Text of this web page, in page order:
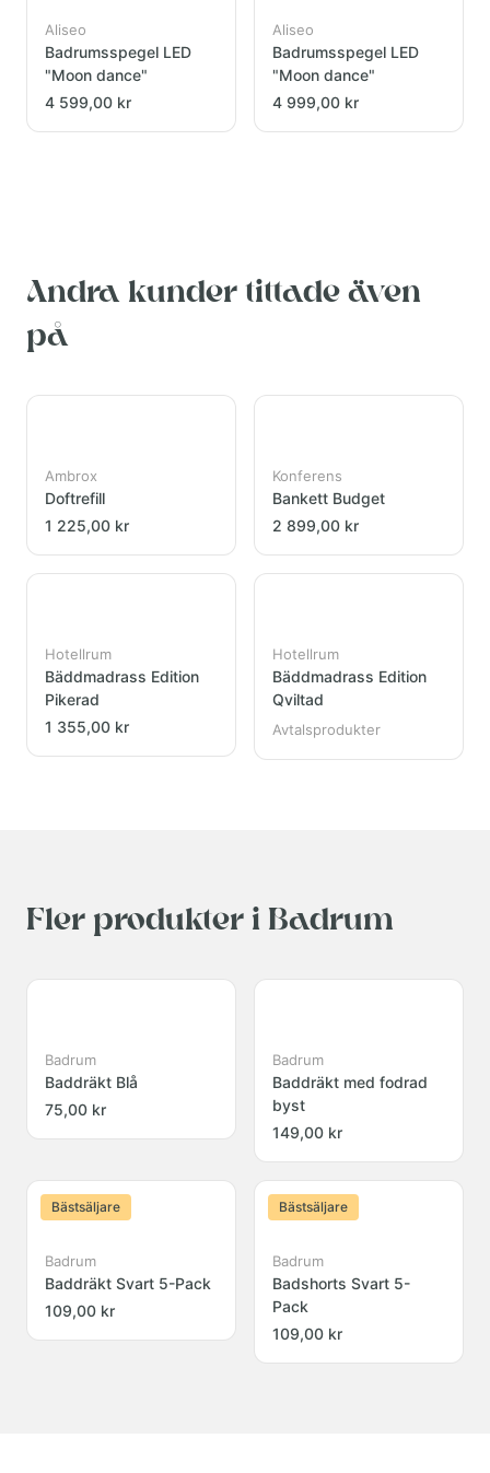
Aliseo
Badrumsspegel LED
"Moon dance"
4 599,00 kr
Aliseo
Badrumsspegel LED
"Moon dance"
4 999,00 kr
Andra kunder tittade även
på
Ambrox
Doftrefill
1 225,00 kr
Konferens
Bankett Budget
2 899,00 kr
Hotellrum
Bäddmadrass Edition
Pikerad
1 355,00 kr
Hotellrum
Bäddmadrass Edition
Qviltad
Avtalsprodukter
Fler produkter i Badrum
Badrum
Baddräkt Blå
75,00 kr
Badrum
Baddräkt med fodrad
byst
149,00 kr
Bästsäljare
Badrum
Baddräkt Svart 5-Pack
109,00 kr
Bästsäljare
Badrum
Badshorts Svart 5-
Pack
109,00 kr